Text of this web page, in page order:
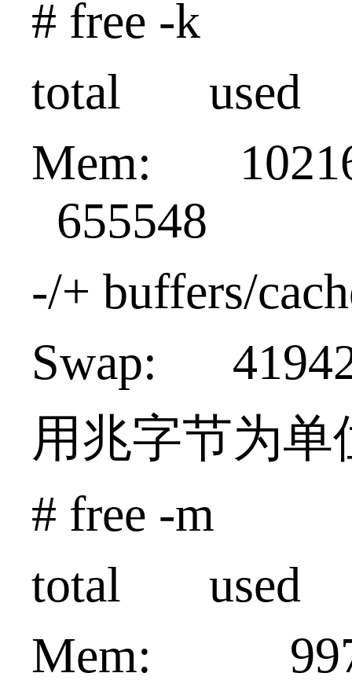
# free -k
total used
Mem:
655548
-/+ buffers/
Swap:
用兆字节为
# free -m
total used
Mem: